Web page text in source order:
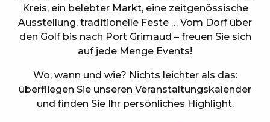
Kreis, ein belebter Markt, eine zeitgenössische
Ausstellung, traditionelle Feste … Vom Dorf über
den Golf bis nach Port Grimaud – freuen Sie sich
auf jede Menge Events!
Wo, wann und wie? Nichts leichter als das:
überfliegen Sie unseren Veranstaltungskalender
und finden Sie Ihr persönliches Highlight.